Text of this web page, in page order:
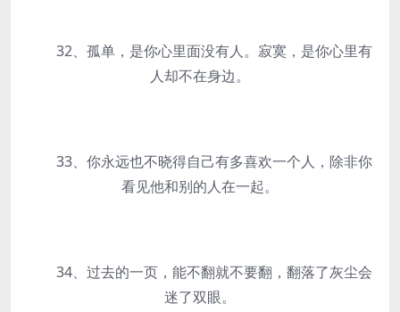
32、孤单，是你心里面没有人。寂寞，是你心里有
人却不在身边。
33、你永远也不晓得自己有多喜欢一个人，除非你
看见他和别的人在一起。
34、过去的一页，能不翻就不要翻，翻落了灰尘会
迷了双眼。